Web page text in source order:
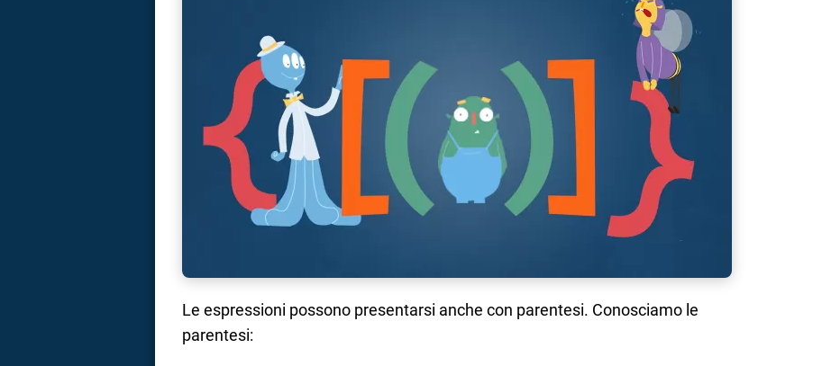
Le espressioni possono presentarsi anche con parentesi. Conosciamo le
parentesi: